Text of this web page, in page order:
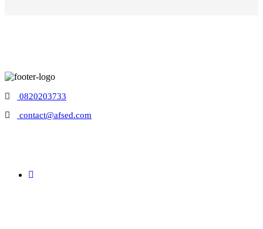
0820203733
contact@afsed.com